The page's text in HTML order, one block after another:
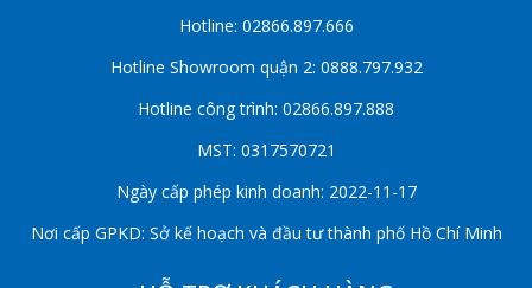
Hotline: 02866.897.666
Hotline Showroom quận 2: 0888.797.932
Hotline công trình: 02866.897.888
MST: 0317570721
Ngày cấp phép kinh doanh: 2022-11-17
Nơi cấp GPKD: Sở kế hoạch và đầu tư thành phố Hồ Chí Minh